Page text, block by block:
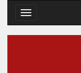
Toggle